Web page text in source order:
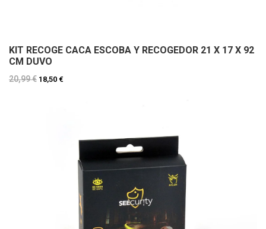
KIT RECOGE CACA ESCOBA Y RECOGEDOR 21 X 17 X 92
CM DUVO
20,99 € 18,50 €